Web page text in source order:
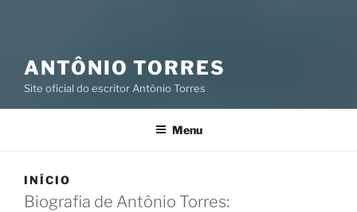
ANTÔNIO TORRES
Site oficial do escritor Antônio Torres
Menu
INÍCIO
Biografia de Antônio Torres: